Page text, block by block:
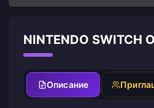
NINTENDO
Описание